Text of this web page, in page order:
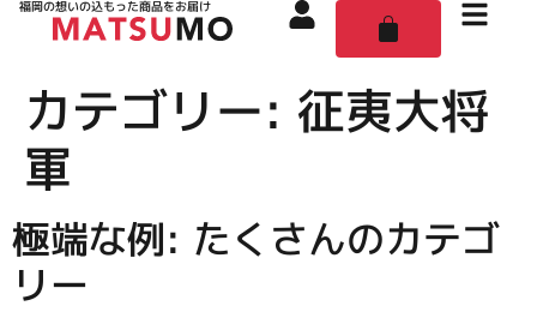
福岡の想いの込もった商品をお届け
カテゴリー: 征夷大将
軍
極端な例: たくさんのカテゴ
リー